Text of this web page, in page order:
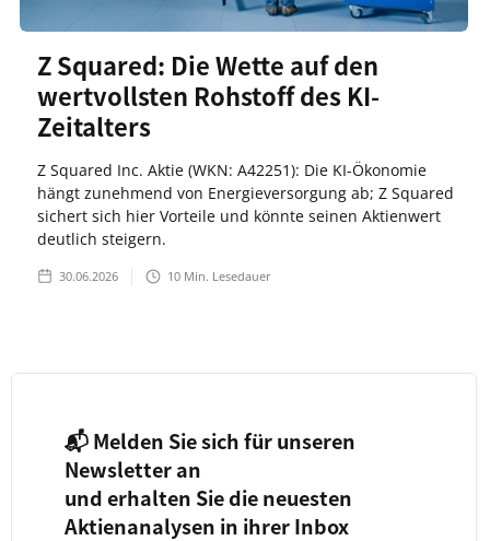
Z Squared: Die Wette auf den
wertvollsten Rohstoff des KI-
Zeitalters
Z Squared Inc. Aktie (WKN: A42251): Die KI-Ökonomie
hängt zunehmend von Energieversorgung ab; Z Squared
sichert sich hier Vorteile und könnte seinen Aktienwert
deutlich steigern.
30.06.2026 10 Min. Lesedauer
📬 Melden Sie sich für unseren
Newsletter an
und erhalten Sie die neuesten
Aktienanalysen in ihrer Inbox